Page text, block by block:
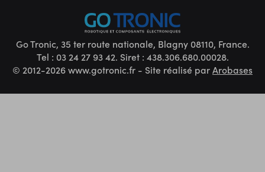
Go Tronic, 35 ter route nationale, Blagny 08110, France.
Tel : 03 24 27 93 42. Siret : 438.306.680.00028.
© 2012-2026 www.gotronic.fr - Site réalisé parArobases